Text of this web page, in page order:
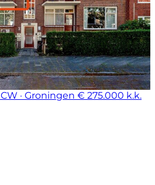
· Groningen € 275.000 k.k.